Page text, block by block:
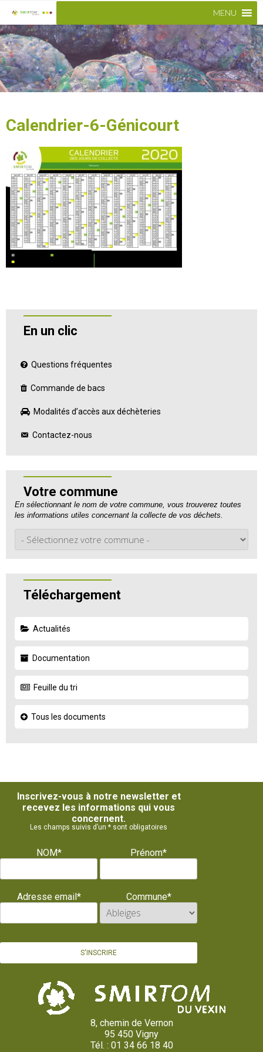
MENU
Calendrier-6-Génicourt
En un clic
Questions fréquentes
Commande de bacs
Modalités d’accès aux déchèteries
Contactez-nous
Votre commune
En sélectionnant le nom de votre commune, vous trouverez toutes
les informations utiles concernant la collecte de vos déchets.
Téléchargement
Actualités
Documentation
Feuille du tri
Tous les documents
Inscrivez-vous à notre newsletter et
recevez les informations qui vous
concernent.
Les champs suivis d’un * sont obligatoires
NOM* Prénom*
Adresse email* Commune*
8, chemin de Vernon
95 450 Vigny
Tél. : 01 34 66 18 40